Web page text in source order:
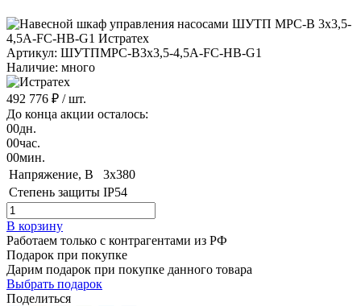
Артикул: ШУТПMPC-B3x3,5-4,5A-FC-HB-G1
Наличие: много
492 776 ₽ / шт.
До конца акции осталось:
00дн.
00час.
00мин.
Напряжение, B
3х380
Степень защиты IP54
В корзину
Работаем только с контрагентами из РФ
Подарок при покупке
Дарим подарок при покупке данного товара
Выбрать подарок
Поделиться